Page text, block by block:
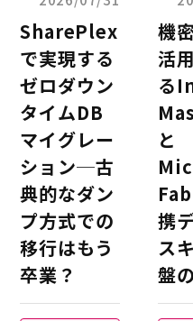
SharePlex
で実現する
ゼロダウン
タイムDB
マイグレー
ション─古
典的なダン
プ方式での
移行はもう
卒業？
機
活
る
と
携
ス
盤